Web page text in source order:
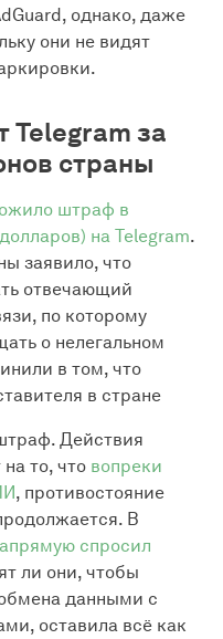
однако, даже
они не видят
Telegram за
страны
штраф в
на Telegram.
заявило, что
отвечающий
по которому
о нелегальном
в том, что
в стране
Действия
то, что вопреки
, противостояние
В
спросил
ли они, чтобы
данными с
оставила всё как